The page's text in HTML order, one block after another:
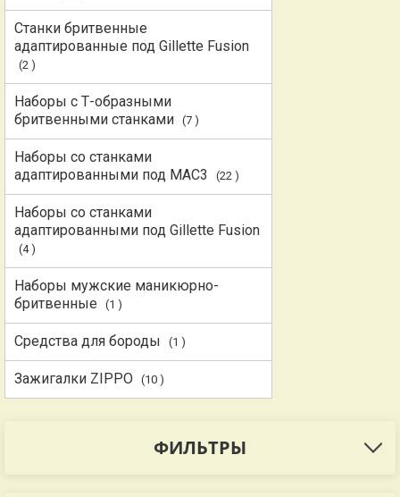
Станки бритвенные
адаптированные под Gillette Fusion
(2 )
Наборы с Т-образными
бритвенными станками (7 )
Наборы со станками
адаптированными под MAC3
(22 )
Наборы со станками
адаптированными под Gillette Fusion
(4 )
Наборы мужские маникюрно-
бритвенные
(1 )
Средства для бороды (1 )
Зажигалки ZIPPO (10 )
ФИЛЬТРЫ